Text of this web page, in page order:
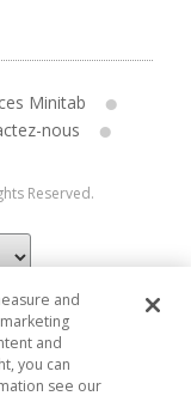
Minitab
nous
Reserved.
and
and
you can
see our